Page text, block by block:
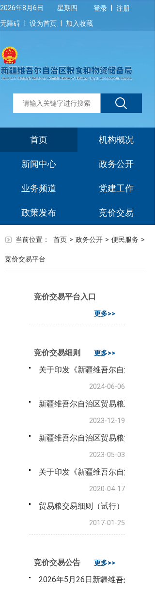
2026年8月6日 星期四 登录
注册
无障碍
设为首页 加入收藏
首页 机构概况
新闻中心 政务公开
业务频道 党建工作
政策发布 竞价交易
当前位置： 首页 > 政务公开 > 便民服务 >
竞价交易平台
竞价交易平台入口
更多>>
竞价交易细则 更多>>
关于印发《新疆维吾尔自治区地
2024-06-06
新疆维吾尔自治区贸易粮玉米交易
2023-12-19
新疆维吾尔自治区贸易粮竞价交易
2023-05-03
关于印发《新疆维吾尔自治区级
2020-04-17
贸易粮交易细则（试行）
2017-01-25
竞价交易公告 更多>>
2026年5月26日新疆维吾尔自治